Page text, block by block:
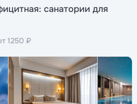
санатории для
1250 ₽